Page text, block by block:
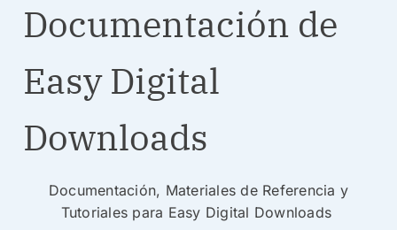
Documentación de
Easy Digital
Downloads
Documentación, Materiales de Referencia y
Tutoriales para Easy Digital Downloads